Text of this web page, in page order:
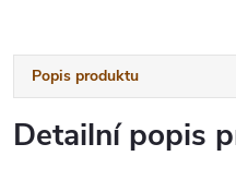
Popis produktu
Detailní popis